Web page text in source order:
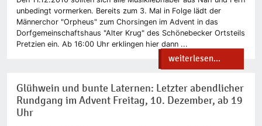
unbedingt vormerken. Bereits zum 3. Mal in Folge lädt der
Männerchor "Orpheus" zum Chorsingen im Advent in das
Dorfgemeinschaftshaus "Alter Krug" des Schönebecker Ortsteils
Pretzien ein. Ab 16:00 Uhr erklingen hier dann ...
weiterlesen...
Glühwein und bunte Laternen: Letzter abendlicher
Rundgang im Advent Freitag, 10. Dezember, ab 19
Uhr